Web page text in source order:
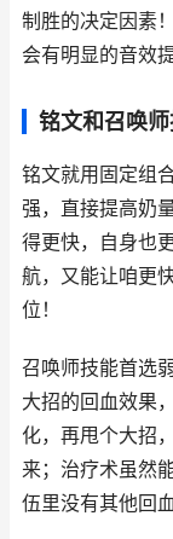
制胜的决定因素
会有明显的音效
铭文和召唤
铭文就用固定组
强，直接提高奶
得更快，自身也
航，又能让咱更
位！
召唤师技能首选
大招的回血效果
化，再甩个大招
来；治疗术虽然
伍里没有其他回